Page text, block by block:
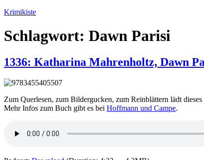
Zum
springen
Krimikiste
Schlagwort: Dawn Parisi
1336: Katharina Mahrenholtz, Dawn
Zum Querlesen, zum Bildergucken, zum Reinblättern lädt
Mehr Infos zum Buch gibt es bei Hoffmann und Campe.